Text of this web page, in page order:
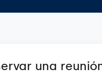
una